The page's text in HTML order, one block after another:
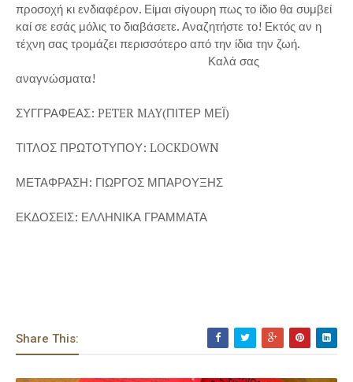
προσοχή κι ενδιαφέρον. Είμαι σίγουρη πως το ίδιο θα συμβεί
καί σε εσάς μόλις το διαβάσετε. Αναζητήστε το! Εκτός αν η
τέχνη σας τρομάζει περισσότερο από την ίδια την ζωή.
Καλά σας
αναγνώσματα!
ΣΥΓΓΡΑΦΕΑΣ: PETER MAY(ΠΙΤΕΡ ΜΕΪ)
ΤΙΤΛΟΣ ΠΡΩΤΟΤΥΠΟΥ: LOCKDOWN
ΜΕΤΑΦΡΑΣΗ: ΓΙΩΡΓΟΣ ΜΠΑΡΟΥΞΗΣ
ΕΚΔΟΣΕΙΣ: ΕΛΛΗΝΙΚΑ ΓΡΑΜΜΑΤΑ
Share This: